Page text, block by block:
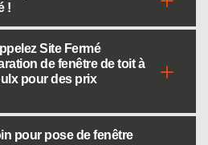
!
Site Fermé
de fenêtre de toit à
pour des prix
pour pose de fenêtre